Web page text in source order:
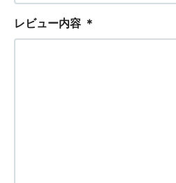
レビュー内容 ＊